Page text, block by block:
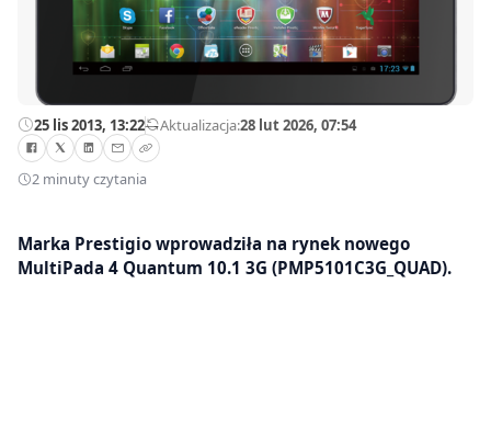
25 lis 2013, 13:22—Aktualizacja:28 lut 2026, 07:54
2 minuty czytania
Marka Prestigio wprowadziła na rynek nowego
MultiPada 4 Quantum 10.1 3G (PMP5101C3G_QUAD).